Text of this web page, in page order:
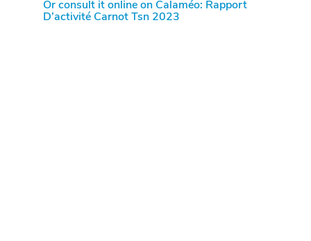
Or consult it online on Calaméo: Rapport
D’activité Carnot Tsn 2023